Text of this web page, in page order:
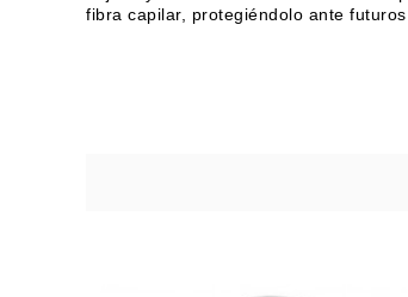
fibra capilar, protegiéndolo ante